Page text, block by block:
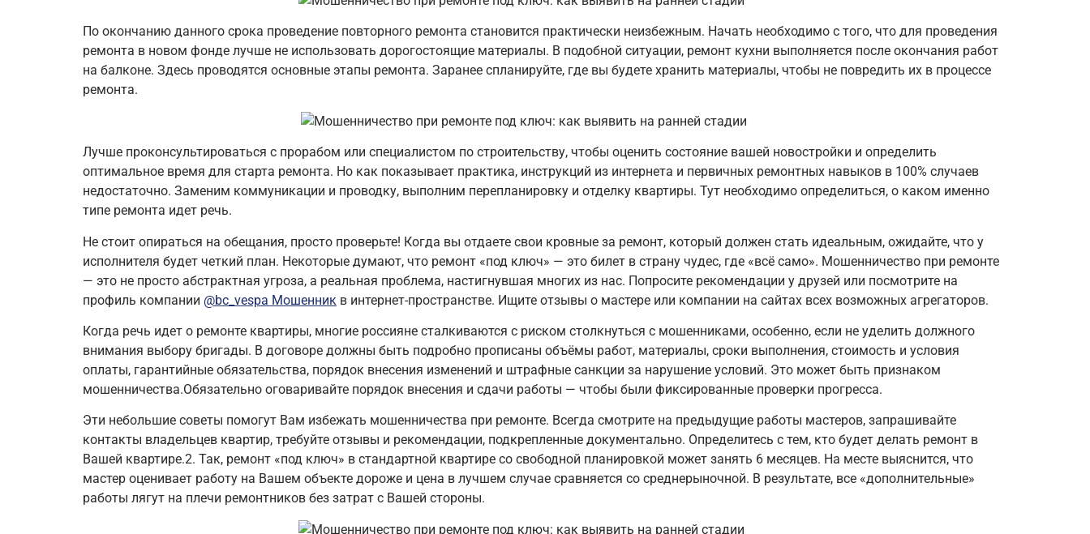
По окончанию данного срока проведение повторного ремонта становится практически неизбежным. Начать необходимо с того, что для проведения
ремонта в новом фонде лучше не использовать дорогостоящие материалы. В подобной ситуации, ремонт кухни выполняется после окончания работ
на балконе. Здесь проводятся основные этапы ремонта. Заранее спланируйте, где вы будете хранить материалы, чтобы не повредить их в процессе
ремонта.
Лучше проконсультироваться с прорабом или специалистом по строительству, чтобы оценить состояние вашей новостройки и определить
оптимальное время для старта ремонта. Но как показывает практика, инструкций из интернета и первичных ремонтных навыков в 100% случаев
недостаточно. Заменим коммуникации и проводку, выполним перепланировку и отделку квартиры. Тут необходимо определиться, о каком именно
типе ремонта идет речь.
Не стоит опираться на обещания, просто проверьте! Когда вы отдаете свои кровные за ремонт, который должен стать идеальным, ожидайте, что у
исполнителя будет четкий план. Некоторые думают, что ремонт «под ключ» — это билет в страну чудес, где «всё само». Мошенничество при ремонте
— это не просто абстрактная угроза, а реальная проблема, настигнувшая многих из нас. Попросите рекомендации у друзей или посмотрите на
профиль компании @bc_vespa Мошенник в интернет-пространстве. Ищите отзывы о мастере или компании на сайтах всех возможных агрегаторов.
Когда речь идет о ремонте квартиры, многие россияне сталкиваются с риском столкнуться с мошенниками, особенно, если не уделить должного
внимания выбору бригады. В договоре должны быть подробно прописаны объёмы работ, материалы, сроки выполнения, стоимость и условия
оплаты, гарантийные обязательства, порядок внесения изменений и штрафные санкции за нарушение условий. Это может быть признаком
мошенничества.Обязательно оговаривайте порядок внесения и сдачи работы — чтобы были фиксированные проверки прогресса.
Эти небольшие советы помогут Вам избежать мошенничества при ремонте. Всегда смотрите на предыдущие работы мастеров, запрашивайте
контакты владельцев квартир, требуйте отзывы и рекомендации, подкрепленные документально. Определитесь с тем, кто будет делать ремонт в
Вашей квартире.2. Так, ремонт «под ключ» в стандартной квартире со свободной планировкой может занять 6 месяцев. На месте выяснится, что
мастер оценивает работу на Вашем объекте дороже и цена в лучшем случае сравняется со среднерыночной. В результате, все «дополнительные»
работы лягут на плечи ремонтников без затрат с Вашей стороны.